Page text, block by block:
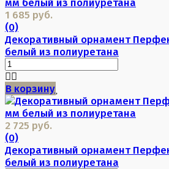
1 685 руб.
(0)
Декоративный орнамент
белый из полиуретана
В корзину
2 725 руб.
(0)
Декоративный орнамент
белый из полиуретана